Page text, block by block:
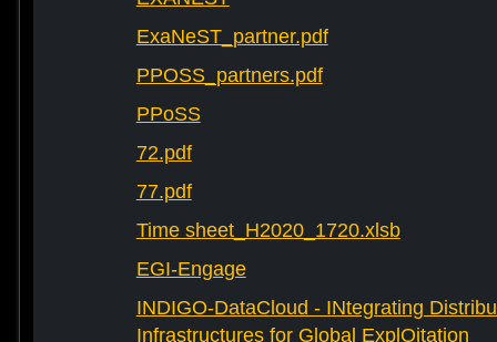
ExaNeST_partner.pdf
PPOSS_partners.pdf
PPoSS
72.pdf
77.pdf
Time sheet_H2020_1720.xlsb
EGI-Engage
INDIGO-DataCloud - INtegrating
Infrastructures for Global ExplOitation